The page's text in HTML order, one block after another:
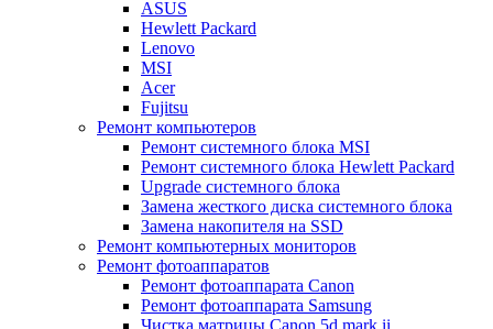
ASUS
Hewlett Packard
Lenovo
MSI
Acer
Fujitsu
Ремонт компьютеров
Ремонт системного блока MSI
Ремонт системного блока Hewlett Packard
Upgrade системного блока
Замена жесткого диска системного блока
Замена накопителя на SSD
Ремонт компьютерных мониторов
Ремонт фотоаппаратов
Ремонт фотоаппарата Canon
Ремонт фотоаппарата Samsung
Чистка матрицы Canon 5d mark ii